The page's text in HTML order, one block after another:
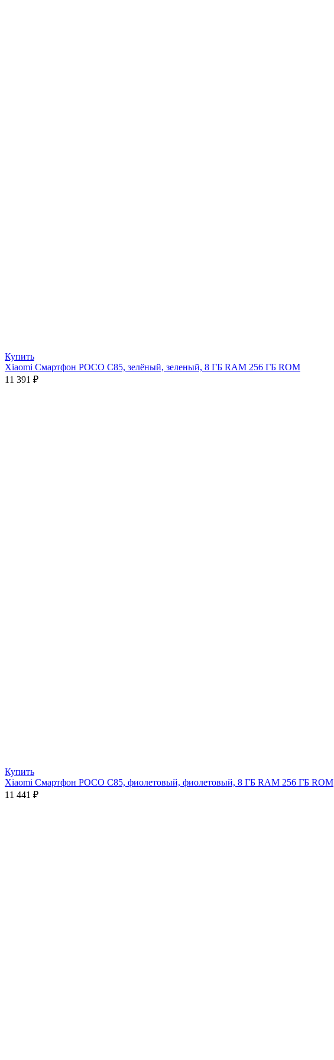
Купить
Xiaomi Смартфон POCO C85, зелёный, зеленый, 8 ГБ RAM 256 ГБ ROM
11 391 ₽
Купить
Xiaomi Смартфон POCO C85, фиолетовый, фиолетовый, 8 ГБ RAM 256 ГБ ROM
11 441 ₽